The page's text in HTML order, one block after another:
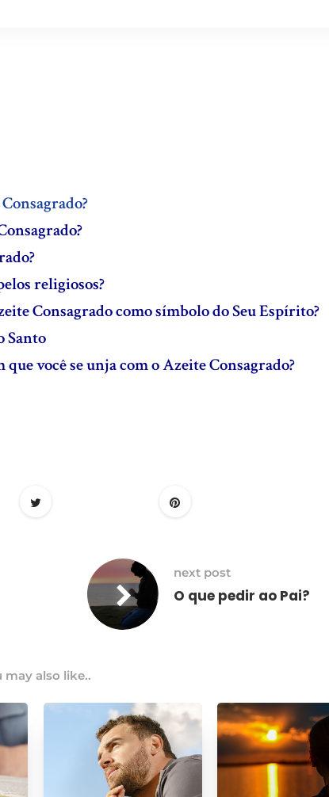
religiosos?
Consagrado como símbolo do Seu Espírito?
Santo
você se unja com o Azeite Consagrado?
next post
O que pedir ao Pai?
may also like..